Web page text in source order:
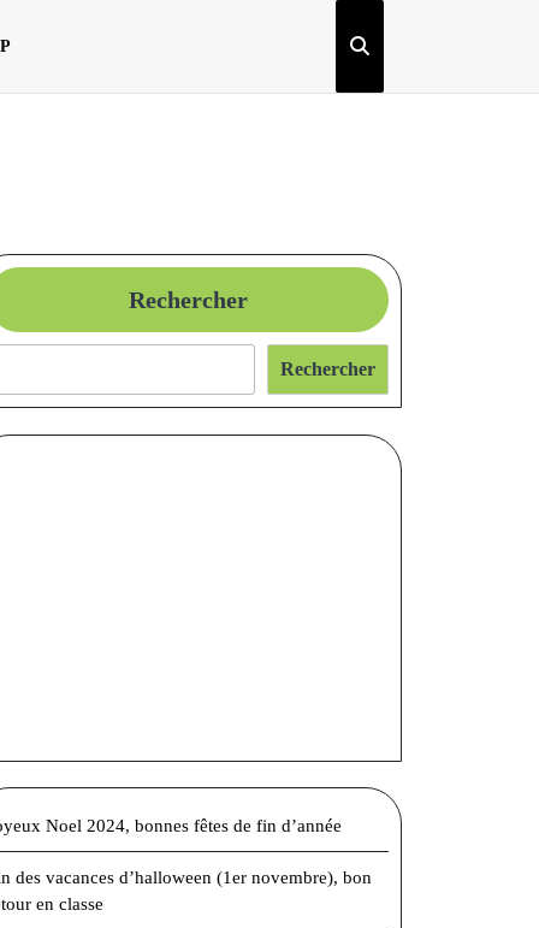
Rechercher
Rechercher
Noel 2024, bonnes fêtes de fin d’année
des vacances d’halloween (1er novembre), bon
en classe